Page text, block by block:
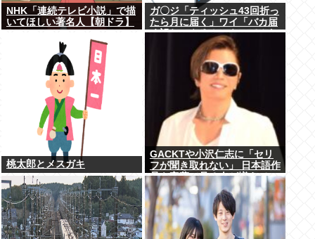
NHK「連続テレビ小説」で描
いてほしい著名人【朝ドラ】
ガ〇ジ「ティッシュ43回折っ
たら月に届く」ワイ「バカ届
く訳ねーやろ！ｗやってみた
桃太郎とメスガキ
GACKTや小沢仁志に「セリ
フが聞き取れない」 日本語作
品を字幕で見る人が増えてい
る背景